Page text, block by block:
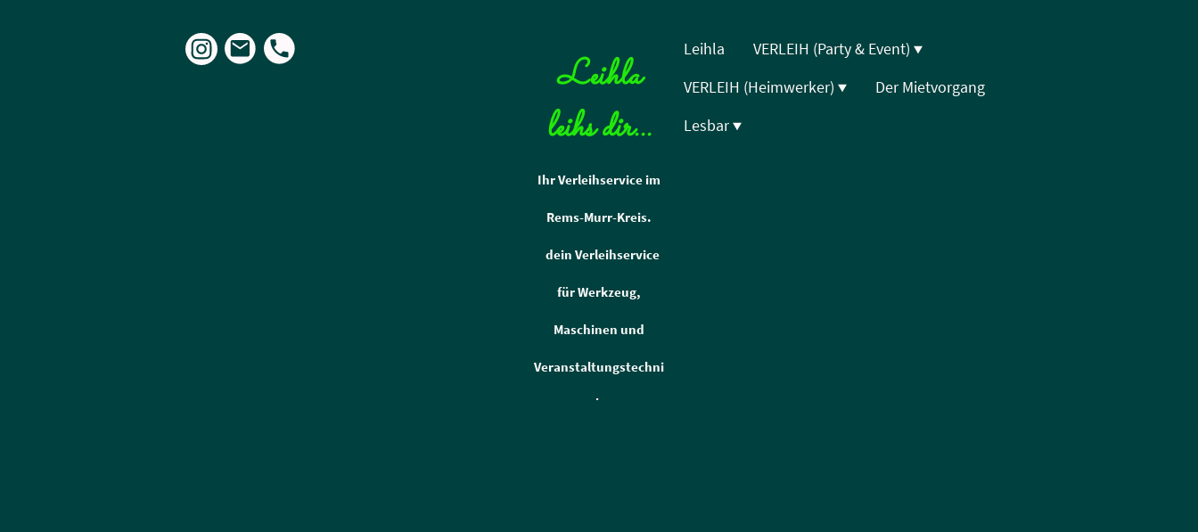
Leihla
leihs dir...
Ihr Verleihservice im
Rems-Murr-Kreis.
dein Verleihservice
für Werkzeug,
Maschinen und
Veranstaltungstechni
k
Leihla
VERLEIH (Party & Event)
VERLEIH (Heimwerker)
Der Mietvorgang
Lesbar